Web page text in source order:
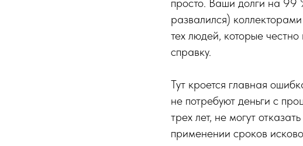
развалился)
тех людей, которые
справку.
Тут кроется главная
не потребуют деньги с
трех лет, не могут
применении сроков